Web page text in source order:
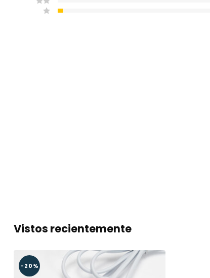
Vistos recientemente
-20%